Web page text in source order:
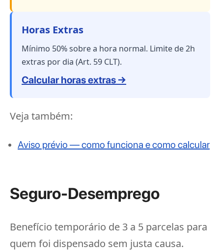
Horas Extras
Mínimo 50% sobre a hora normal. Limite de 2h
extras por dia (Art. 59 CLT).
Calcular horas extras →
Veja também:
Aviso prévio — como funciona e como calcular
Seguro-Desemprego
Benefício temporário de 3 a 5 parcelas para
quem foi dispensado sem justa causa.